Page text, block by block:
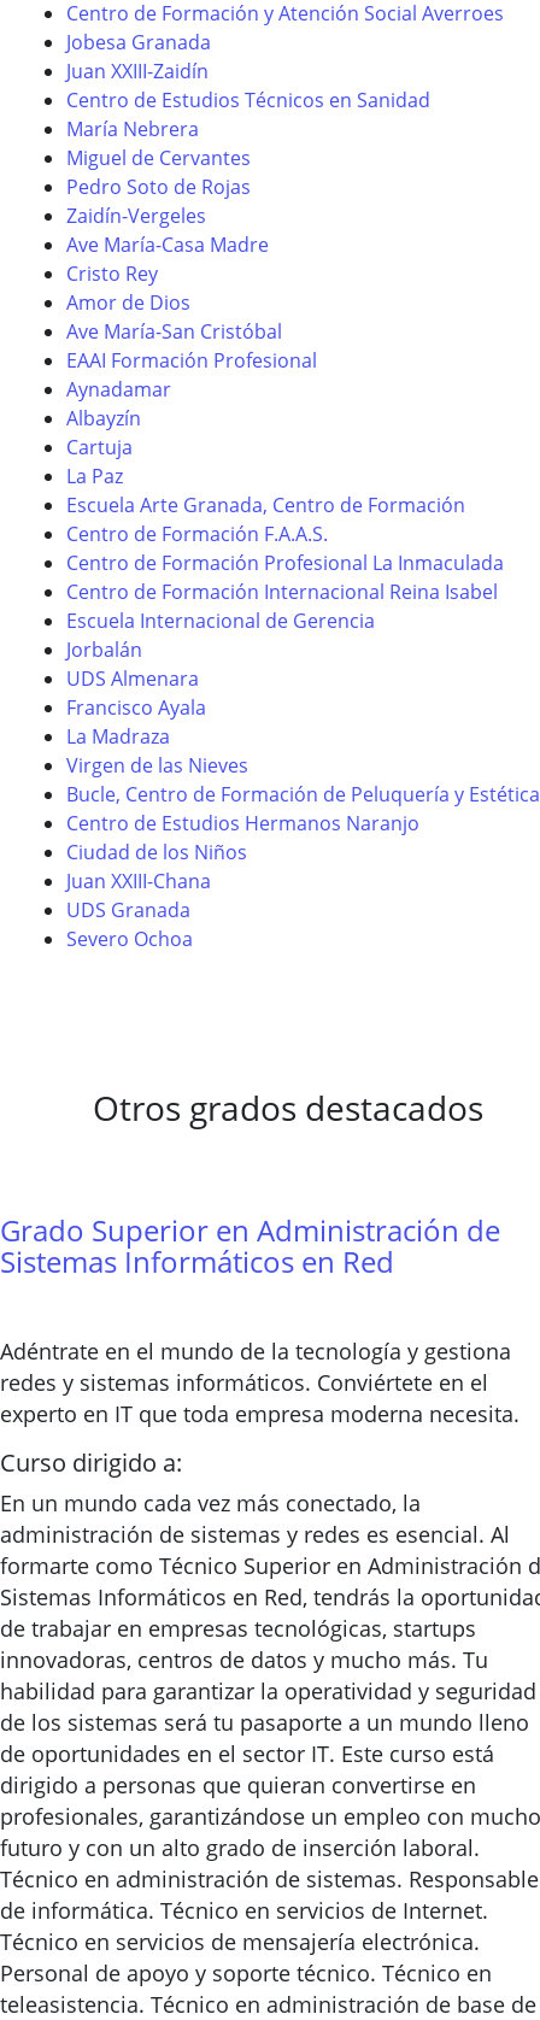
Centro de Formación y Atención Social Averroes
Jobesa Granada
Juan XXIII-Zaidín
Centro de Estudios Técnicos en Sanidad
María Nebrera
Miguel de Cervantes
Pedro Soto de Rojas
Zaidín-Vergeles
Ave María-Casa Madre
Cristo Rey
Amor de Dios
Ave María-San Cristóbal
EAAI Formación Profesional
Aynadamar
Albayzín
Cartuja
La Paz
Escuela Arte Granada, Centro de Formación
Centro de Formación F.A.A.S.
Centro de Formación Profesional La Inmaculada
Centro de Formación Internacional Reina Isabel
Escuela Internacional de Gerencia
Jorbalán
UDS Almenara
Francisco Ayala
La Madraza
Virgen de las Nieves
Bucle, Centro de Formación de Peluquería y Estética
Centro de Estudios Hermanos Naranjo
Ciudad de los Niños
Juan XXIII-Chana
UDS Granada
Severo Ochoa
Otros grados destacados
Grado Superior en Administración de
Sistemas Informáticos en Red
Adéntrate en el mundo de la tecnología y gestiona
redes y sistemas informáticos. Conviértete en el
experto en IT que toda empresa moderna necesita.
Curso dirigido a:
En un mundo cada vez más conectado, la
administración de sistemas y redes es esencial. Al
formarte como Técnico Superior en Administración
Sistemas Informáticos en Red, tendrás la
de trabajar en empresas tecnológicas, startups
innovadoras, centros de datos y mucho más. Tu
habilidad para garantizar la operatividad y seguridad
de los sistemas será tu pasaporte a un mundo lleno
de oportunidades en el sector IT. Este curso está
dirigido a personas que quieran convertirse en
profesionales, garantizándose un empleo con mucho
futuro y con un alto grado de inserción laboral.
Técnico en administración de sistemas. Responsable
de informática. Técnico en servicios de Internet.
Técnico en servicios de mensajería electrónica.
Personal de apoyo y soporte técnico. Técnico en
teleasistencia. Técnico en administración de base de